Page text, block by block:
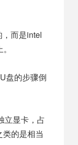
而是intel
盘的步骤倒
立显卡，占
的是相当